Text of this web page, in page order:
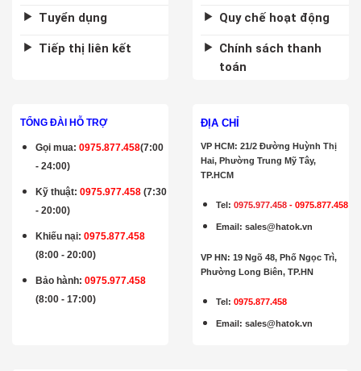
Tuyển dụng
Tiếp thị liên kết
Quy chế hoạt động
Chính sách thanh
toán
TỔNG ĐÀI HỖ TRỢ
Gọi mua:0975.877.458(7:00
- 24:00)
Kỹ thuật:0975.977.458 (7:30
- 20:00)
Khiếu nại: 0975.877.458
(8:00 - 20:00)
Bảo hành:0975.977.458
(8:00 - 17:00)
ĐỊA CHỈ
VP HCM: 21/2 Đường Huỳnh Thị
Hai, Phường Trung Mỹ Tây,
TP.HCM
Tel:0975.977.458 -0975.877.458
Email :sales@hatok.vn
VP HN: 19 Ngõ 48, Phố Ngọc Trì,
Phường Long Biên, TP.HN
Tel: 0975.877.458
Email:sales@hatok.vn